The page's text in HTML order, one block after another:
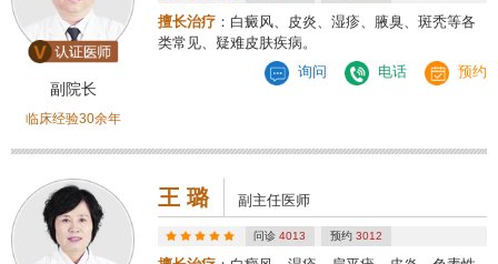
副院长
临床经验30余年
擅长治疗 ：白癜风、皮炎、湿疹、腋臭、斑秃等各
类常见、疑难皮肤疾病。
询问
电话 预约
王 璐 副主任医师
问诊4013 预约 3012